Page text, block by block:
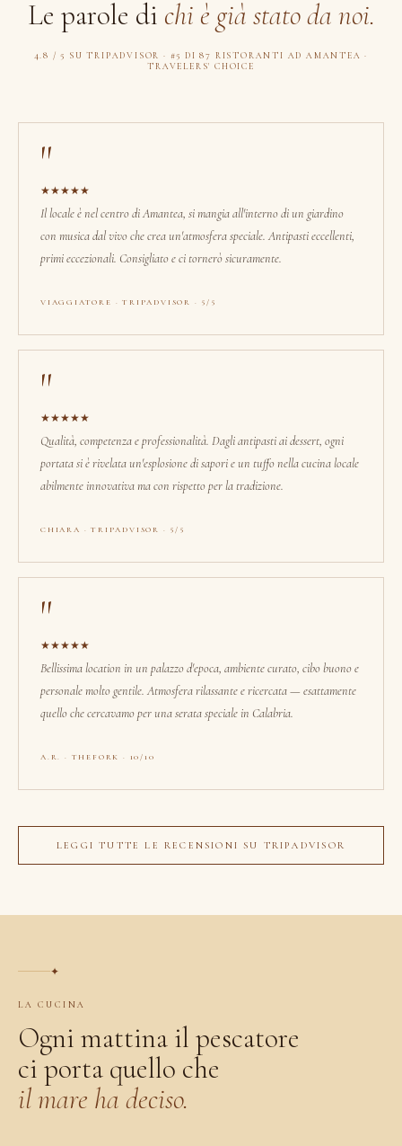
Le parole di chi è già stato da noi.
4.8 / 5 SU TRIPADVISOR · #5 DI 87 RISTORANTI AD AMANTEA ·
TRAVELERS' CHOICE
"
★★★★★
Il locale è nel centro di Amantea, si mangia all'interno di un giardino
con musica dal vivo che crea un'atmosfera speciale. Antipasti eccellenti,
primi eccezionali. Consigliato e ci tornerò sicuramente.
VIAGGIATORE · TRIPADVISOR · 5/5
"
★★★★★
Qualità, competenza e professionalità. Dagli antipasti ai dessert, ogni
portata si è rivelata un'esplosione di sapori e un tuffo nella cucina locale
abilmente innovativa ma con rispetto per la tradizione.
CHIARA · TRIPADVISOR · 5/5
"
★★★★★
Bellissima location in un palazzo d'epoca, ambiente curato, cibo buono e
personale molto gentile. Atmosfera rilassante e ricercata — esattamente
quello che cercavamo per una serata speciale in Calabria.
A.R. · THEFORK · 10/10
LEGGI TUTTE LE RECENSIONI SU TRIPADVISOR
✦
LA CUCINA
Ogni mattina il pescatore
ci porta quello che
il mare ha deciso.